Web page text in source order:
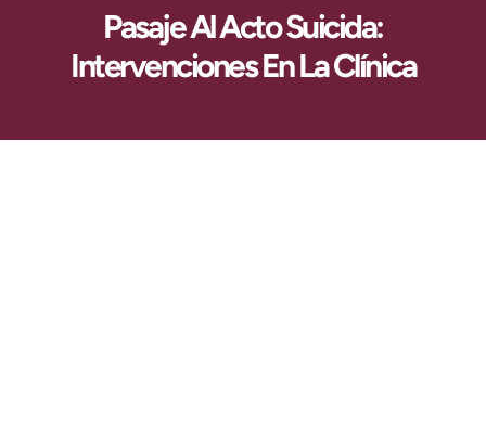
Pasaje Al Acto Suicida:
Intervenciones En La Clínica